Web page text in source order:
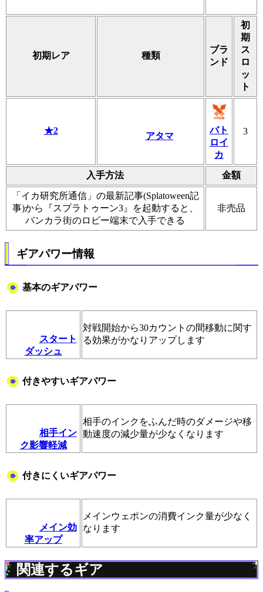
初期レア 種類
ブラ
ンド
初
期
ス
ロ
ッ
ト
★2
アタマ
バト
ロイ
カ
3
入手方法 金額
「イカ研究所通信」の最新記事(Splatoween記
事)から『スプラトゥーン3』を起動すると、
バンカラ街のロビー端末で入手できる
非売品
ギアパワー情報
基本のギアパワー
スタート
ダッシュ
対戦開始から30カウントの間移動に関す
る効果がかなりアップします
付きやすいギアパワー
相手イン
ク影響軽減
相手のインクをふんだ時のダメージや移
動速度の減少量が少なくなります
付きにくいギアパワー
メイン効
率アップ
メインウェポンの消費インク量が少なく
なります
関連するギア